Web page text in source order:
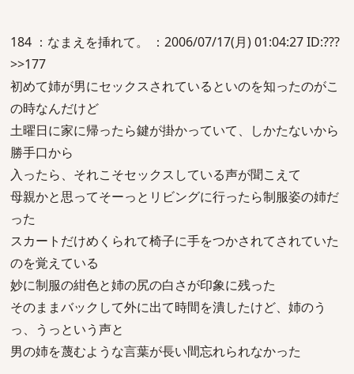
184 ：なまえを挿れて。 ：2006/07/17(月) 01:04:27 ID:???
>>177
初めて姉が男にセックスされているといのを知ったのがこ
の時なんだけど
土曜日に家に帰ったら鍵が掛かっていて、しかたないから
勝手口から
入ったら、それこそセックスしている声が聞こえて
母親かと思ってそーっとリビングに行ったら制服姿の姉だ
った
スカートだけめくられて椅子に手をつかされてされていた
のを覚えている
妙に制服の紺色と姉の尻の白さが印象に残った
そのままバックして外に出て時間を潰したけど、姉のう
っ、うっという声と
男の姉を蔑むような言葉が長い間忘れられなかった